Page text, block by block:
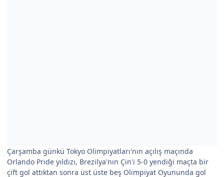
Çarşamba günkü Tokyo Olimpiyatları'nın açılış maçında
Orlando Pride yıldızı, Brezilya'nın Çin'i 5-0 yendiği maçta bir
çift gol attıktan sonra üst üste beş Olimpiyat Oyununda gol